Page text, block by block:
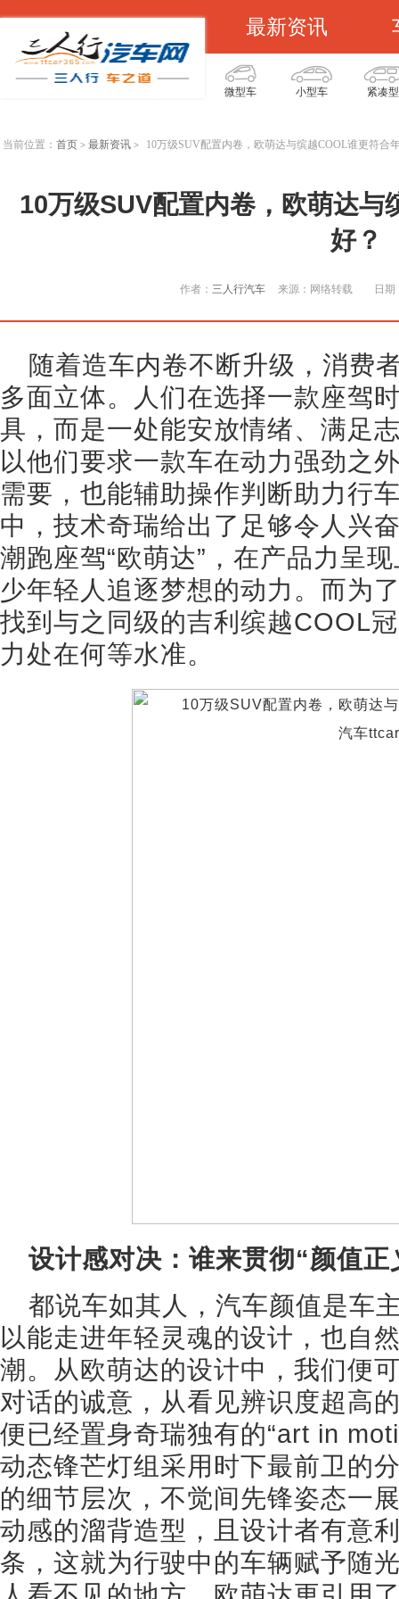
最新资讯
微型车 小型车 紧凑型
当前位置： 首页 > 最新资讯 > 10万级SUV配置内卷，欧萌达与缤越COOL谁更符合
10万级SUV配置内卷，欧萌达
好？
作者： 三人行汽车 来源：网络转载 日
随着造车内卷不断升级，消费
多面立体。人们在选择一款座驾
具，而是一处能安放情绪、满足
以他们要求一款车在动力强劲之
需要，也能辅助操作判断助力行
中，技术奇瑞给出了足够令人兴
潮跑座驾“欧萌达”，在产品力呈
少年轻人追逐梦想的动力。而为
找到与之同级的吉利缤越COOL
力处在何等水准。
设计感对决：谁来贯彻“颜值正
都说车如其人，汽车颜值是车
以能走进年轻灵魂的设计，也自
潮。从欧萌达的设计中，我们便
对话的诚意，从看见辨识度超高
便已经置身奇瑞独有的“art in
动态锋芒灯组采用时下最前卫的
的细节层次，不觉间先锋姿态一
动感的溜背造型，且设计者有意
条，这就为行驶中的车辆赋予随